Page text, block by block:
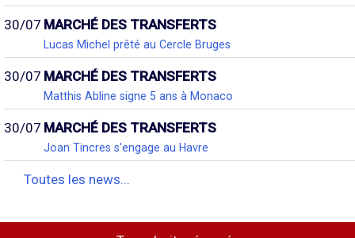
30/07 MARCHÉ DES TRANSFERTS
Lucas Michel prêté au Cercle Bruges
30/07 MARCHÉ DES TRANSFERTS
Matthis Abline signe 5 ans à Monaco
30/07 MARCHÉ DES TRANSFERTS
Joan Tincres s'engage au Havre
Toutes les news...